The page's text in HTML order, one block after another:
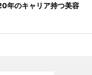
年のキャリア持つ美容